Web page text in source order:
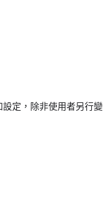
定，除非使用者另行變